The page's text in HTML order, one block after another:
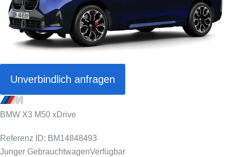
Unverbindlich anfragen
BMW X3 M50 xDrive
Referenz ID: BM14848493
Junger GebrauchtwagenVerfügbar